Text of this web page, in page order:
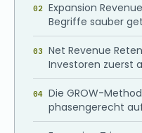
Expansion
Begriffe sauber
Net Revenue
Investoren zuerst
Die GROW-
phasengerecht